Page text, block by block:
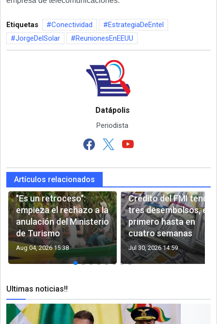
Etiquetas Conectividad
EstrategiaDeEntel
JorgeDelSolar
ReunionesEnEEUU
Datápolis
Periodista
Artículos relacionados
"Es un retroceso":
empieza el rechazo a la
anulación del Ministerio
de Turismo
Aug 04, 2026 15:38
Crédito del FMI tendrá
tres desembolsos, el
primero hasta en
cuatro semanas
Jul 30, 2026 14:59
Ultimas noticias!!